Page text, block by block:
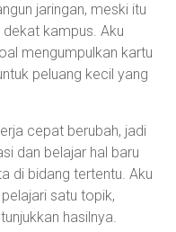
jaringan, meski itu
kampus. Aku
mengumpulkan kartu
peluang kecil yang
cepat berubah, jadi
dan belajar hal baru
di bidang tertentu. Aku
satu topik,
hasilnya.